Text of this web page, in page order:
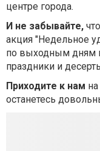
центре города.
И не забывайте,
акция "Недельное
по выходным дням
праздники и
Приходите к нам
останетесь